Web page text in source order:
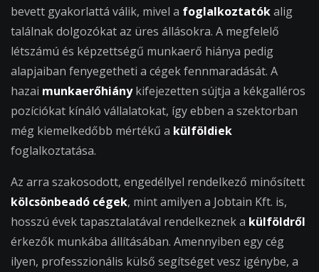
bevett gyakorlattá válik, mivel a foglalkoztatókalig
találnak dolgozókat az üres állásokra. A megfelelő
létszámú és képzettségű munkaerő hiánya pedig
alapjaiban fenyegetheti a cégek fennmaradását. A
hazai munkaerőhiánykifejezetten sújtja a kékgalléros
pozíciókat kínáló vállalatokat, így ebben a szektorban
még kiemelkedőbb mértékű a külföldiek
foglalkoztatása.
Az arra szakosodott, engedéllyel rendelkező minősített
kölcsönbeadó cégek, mint amilyen a Jobtain Kft. is,
hosszú évek tapasztalatával rendelkeznek a külföldről
érkezők munkába állításában. Amennyiben egy cég
ilyen, professzionális külső segítséget vesz igénybe, a